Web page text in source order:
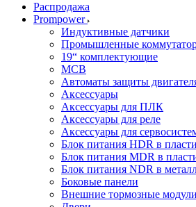
Распродажа
Prompower
Индуктивные датчики
Промышленные
19“ комплектующие
MCB
Автоматы защиты
Аксессуары
Аксессуары для ПЛК
Аксессуары для реле
Аксессуары для
Блок питания HDR в
Блок питания MDR в
Блок питания NDR в
Боковые панели
Внешние тормозные